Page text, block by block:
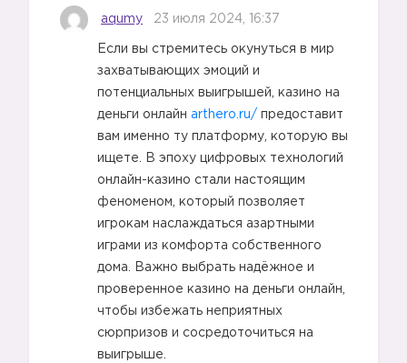
aqumy 23 июля 2024, 16:37
Если вы стремитесь окунуться в мир
захватывающих эмоций и
потенциальных выигрышей, казино на
деньги онлайн arthero.ru/ предоставит
вам именно ту платформу, которую вы
ищете. В эпоху цифровых технологий
онлайн-казино стали настоящим
феноменом, который позволяет
игрокам наслаждаться азартными
играми из комфорта собственного
дома. Важно выбрать надёжное и
проверенное казино на деньги онлайн,
чтобы избежать неприятных
сюрпризов и сосредоточиться на
выигрыше.